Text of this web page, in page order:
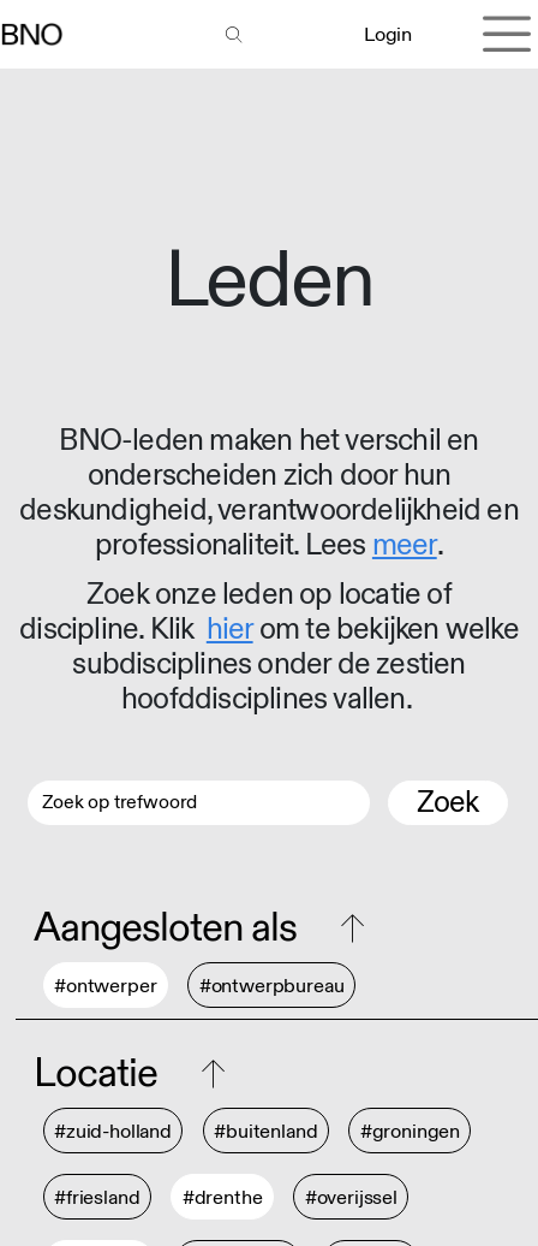
Login
Leden
BNO-leden maken het verschil en
onderscheiden zich door hun
deskundigheid, verantwoordelijkheid en
professionaliteit. Lees meer.
Zoek onze leden op locatie of
discipline. Klik hierom te bekijken welke
subdisciplines onder de zestien
hoofddisciplines vallen.
Zoek
Aangesloten als
#ontwerper #ontwerpbureau
Locatie
#zuid-holland #buitenland #groningen
#friesland #drenthe #overijssel